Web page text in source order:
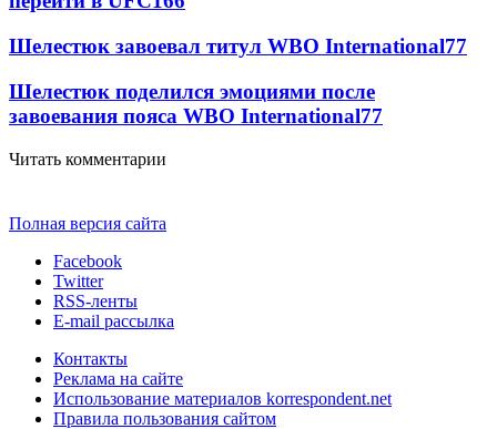
Шелестюк завоевал титул WBO International77
Шелестюк поделился эмоциями после
завоевания пояса WBO International77
Читать комментарии
Полная версия сайта
Facebook
Twitter
RSS-ленты
E-mail рассылка
Контакты
Реклама на сайте
Использование материалов korrespondent.net
Правила пользования сайтом